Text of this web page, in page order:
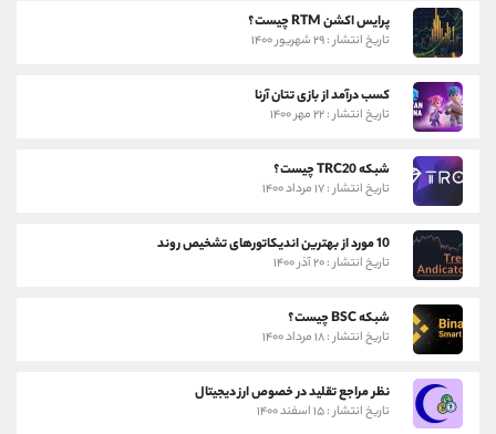
پرایس اکشن RTM چیست؟
تاریخ انتشار : ۲۹ شهریور ۱۴۰۰
کسب درآمد از بازی تتان آرنا
تاریخ انتشار : ۲۲ مهر ۱۴۰۰
شبکه TRC20 چیست؟
تاریخ انتشار : ۱۷ مرداد ۱۴۰۰
10 مورد از بهترین اندیکاتورهای تشخیص روند
تاریخ انتشار : ۲۰ آذر ۱۴۰۰
شبکه BSC چیست؟
تاریخ انتشار : ۱۸ مرداد ۱۴۰۰
نظر مراجع تقلید در خصوص ارز دیجیتال
تاریخ انتشار : ۱۵ اسفند ۱۴۰۰